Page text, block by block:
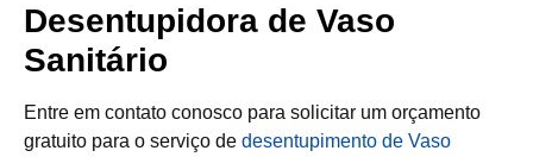
Desentupidora de Vaso
Sanitário
Entre em contato conosco para solicitar um orçamento
gratuito para o serviço de desentupimento de Vaso